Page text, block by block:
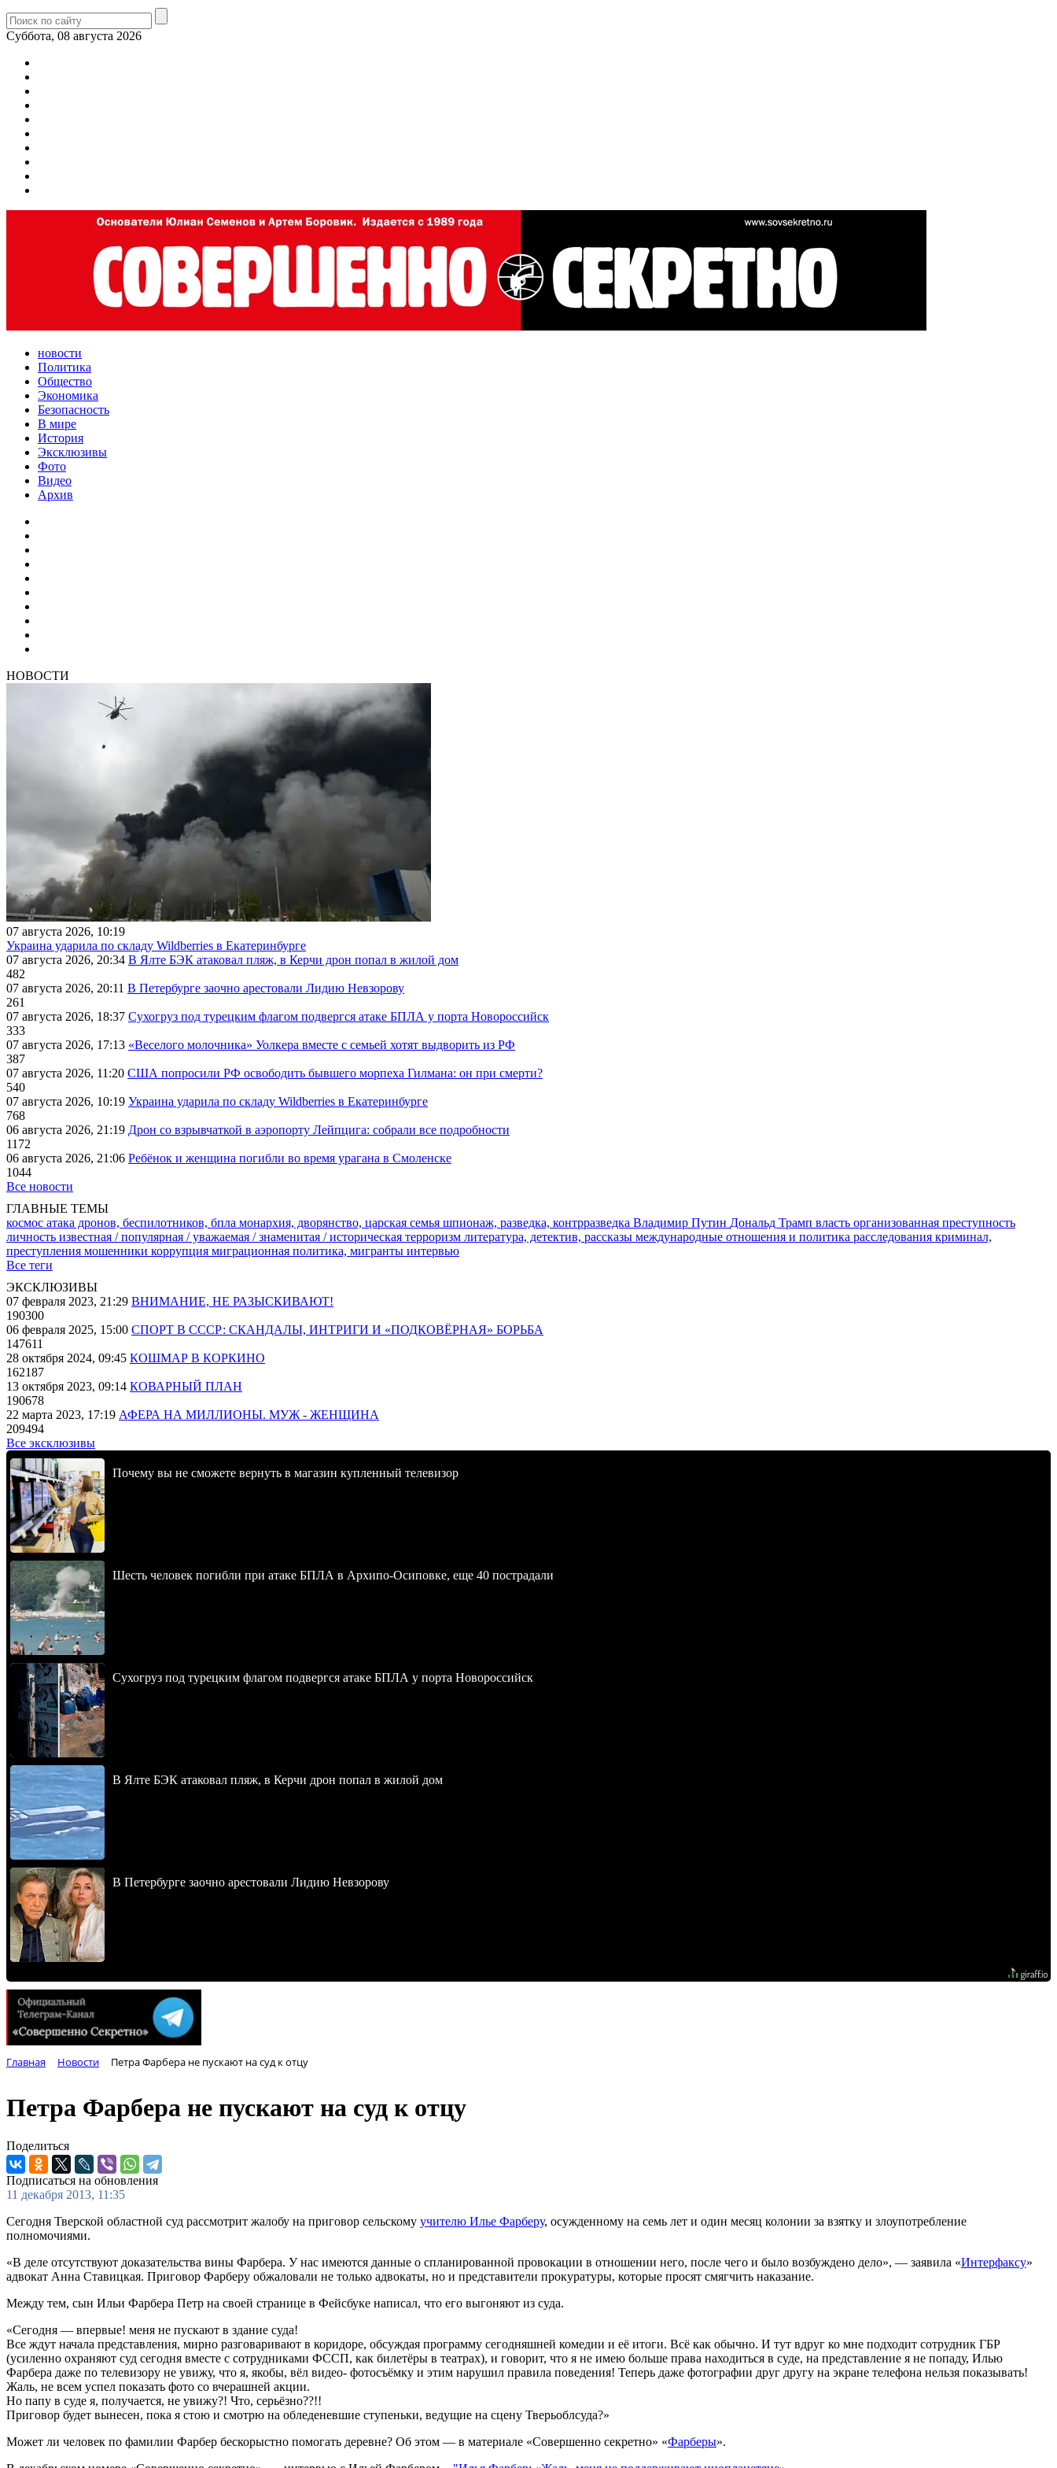
Суббота, 08 августа 2026
новости
Политика
Общество
Экономика
Безопасность
В мире
История
Эксклюзивы
Фото
Видео
Архив
НОВОСТИ
07 августа 2026, 10:19
Украина ударила по складу Wildberries в Екатеринбурге
07 августа 2026, 20:34 В Ялте БЭК атаковал пляж, в Керчи дрон попал в жилой дом
482
07 августа 2026, 20:11 В Петербурге заочно арестовали Лидию Невзорову
261
07 августа 2026, 18:37 Сухогруз под турецким флагом подвергся атаке БПЛА у порта Новороссийск
333
07 августа 2026, 17:13 «Веселого молочника» Уолкера вместе с семьей хотят выдворить из РФ
387
07 августа 2026, 11:20 США попросили РФ освободить бывшего морпеха Гилмана: он при смерти?
540
07 августа 2026, 10:19 Украина ударила по складу Wildberries в Екатеринбурге
768
06 августа 2026, 21:19 Дрон со взрывчаткой в аэропорту Лейпцига: собрали все подробности
1172
06 августа 2026, 21:06 Ребёнок и женщина погибли во время урагана в Смоленске
1044
Все новости
ГЛАВНЫЕ ТЕМЫ
космос атака дронов, беспилотников, бпла монархия, дворянство, царская семья шпионаж, разведка, контрразведка Владимир Путин Дональд Трамп власть организованная преступность
личность известная / популярная / уважаемая / знаменитая / историческая терроризм литература, детектив, рассказы международные отношения и политика расследования криминал,
преступления мошенники коррупция миграционная политика, мигранты интервью
Все теги
ЭКСКЛЮЗИВЫ
07 февраля 2023, 21:29 ВНИМАНИЕ, НЕ РАЗЫСКИВАЮТ!
190300
06 февраля 2025, 15:00 СПОРТ В СССР: СКАНДАЛЫ, ИНТРИГИ И «ПОДКОВЁРНАЯ» БОРЬБА
147611
28 октября 2024, 09:45 КОШМАР В КОРКИНО
162187
13 октября 2023, 09:14 КОВАРНЫЙ ПЛАН
190678
22 марта 2023, 17:19 АФЕРА НА МИЛЛИОНЫ. МУЖ - ЖЕНЩИНА
209494
Все эксклюзивы
Почему вы не сможете вернуть в магазин купленный телевизор
Шесть человек погибли при атаке БПЛА в Архипо-Осиповке, еще 40 пострадали
Сухогруз под турецким флагом подвергся атаке БПЛА у порта Новороссийск
В Ялте БЭК атаковал пляж, в Керчи дрон попал в жилой дом
В Петербурге заочно арестовали Лидию Невзорову
Главная Новости Петра Фарбера не пускают на суд к отцу
Петра Фарбера не пускают на суд к отцу
Поделиться
Подписаться на обновления
11 декабря 2013, 11:35
Сегодня Тверской областной суд рассмотрит жалобу на приговор сельскому учителю Илье Фарберу, осужденному на семь лет и один месяц колонии за взятку и злоупотребление
полномочиями.
«В деле отсутствуют доказательства вины Фарбера. У нас имеются данные о спланированной провокации в отношении него, после чего и было возбуждено дело», — заявила «Интерфаксу»
адвокат Анна Ставицкая. Приговор Фарберу обжаловали не только адвокаты, но и представители прокуратуры, которые просят смягчить наказание.
Между тем, сын Ильи Фарбера Петр на своей странице в Фейсбуке написал, что его выгоняют из суда.
«Сегодня — впервые! меня не пускают в здание суда!
Все ждут начала представления, мирно разговаривают в коридоре, обсуждая программу сегодняшней комедии и её итоги. Всё как обычно. И тут вдруг ко мне подходит сотрудник ГБР
(усиленно охраняют суд сегодня вместе с сотрудниками ФССП, как билетёры в театрах), и говорит, что я не имею больше права находиться в суде, на представление я не попаду, Илью
Фарбера даже по телевизору не увижу, что я, якобы, вёл видео- фотосъёмку и этим нарушил правила поведения! Теперь даже фотографии друг другу на экране телефона нельзя показывать!
Жаль, не всем успел показать фото со вчерашней акции.
Но папу в суде я, получается, не увижу?! Что, серьёзно??!!
Приговор будет вынесен, пока я стою и смотрю на обледеневшие ступеньки, ведущие на сцену Тверьоблсуда?»
Может ли человек по фамилии Фарбер бескорыстно помогать деревне? Об этом — в материале «Совершенно секретно» «Фарберы».